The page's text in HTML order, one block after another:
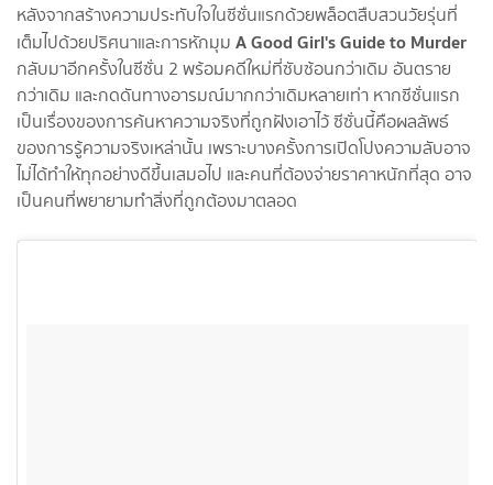
หลังจากสร้างความประทับใจในซีซั่นแรกด้วยพล็อตสืบสวนวัยรุ่นที่
เต็มไปด้วยปริศนาและการหักมุม A Good Girl's Guide to Murder
กลับมาอีกครั้งในซีซั่น 2 พร้อมคดีใหม่ที่ซับซ้อนกว่าเดิม อันตราย
กว่าเดิม และกดดันทางอารมณ์มากกว่าเดิมหลายเท่า หากซีซั่นแรก
เป็นเรื่องของการค้นหาความจริงที่ถูกฝังเอาไว้ ซีซั่นนี้คือผลลัพธ์
ของการรู้ความจริงเหล่านั้น เพราะบางครั้งการเปิดโปงความลับอาจ
ไม่ได้ทำให้ทุกอย่างดีขึ้นเสมอไป และคนที่ต้องจ่ายราคาหนักที่สุด อาจ
เป็นคนที่พยายามทำสิ่งที่ถูกต้องมาตลอด